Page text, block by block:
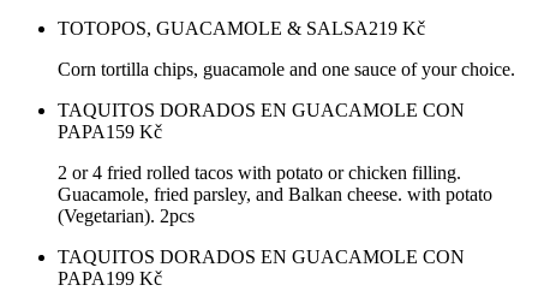
TOTOPOS, GUACAMOLE & SALSA219 Kč
Corn tortilla chips, guacamole and one sauce of your choice.
TAQUITOS DORADOS EN GUACAMOLE CON
PAPA159 Kč
2 or 4 fried rolled tacos with potato or chicken filling.
Guacamole, fried parsley, and Balkan cheese. with potato
(Vegetarian). 2pcs
TAQUITOS DORADOS EN GUACAMOLE CON
PAPA199 Kč